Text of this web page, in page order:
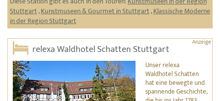
Stuttgart,Kunstmuseen & Gourmet in Stuttgart,Klassische Moderne
in der Region Stuttgart
relexa Waldhotel Schatten Stuttgart
Unser relexa
Waldhotel Schatten
hat eine bewegte und
spannende Geschichte,